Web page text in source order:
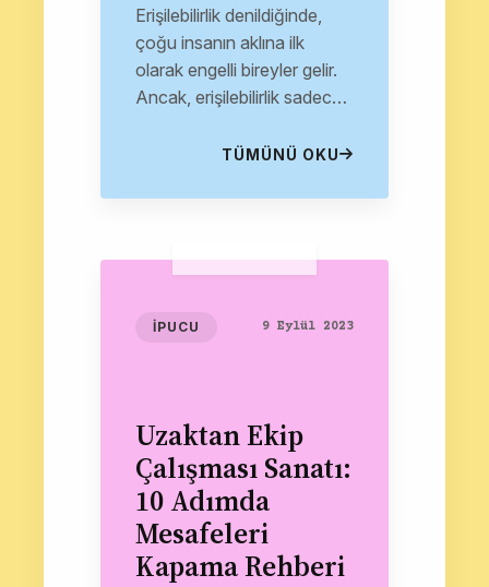
Erişilebilirlik denildiğinde,
çoğu insanın aklına ilk
olarak engelli bireyler gelir.
Ancak, erişilebilirlik sadece
geniş bir kullanıcı grubunu
TÜMÜNÜ OKU
İPUCU 9 Eylül 2023
Uzaktan Ekip
Çalışması Sanatı:
10 Adımda
Mesafeleri
Kapama Rehberi